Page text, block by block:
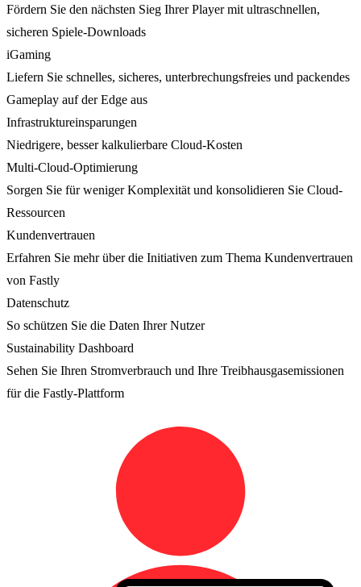
Fördern Sie den nächsten Sieg Ihrer Player mit ultraschnellen,
sicheren Spiele-Downloads
iGaming
Liefern Sie schnelles, sicheres, unterbrechungsfreies und packendes
Gameplay auf der Edge aus
Infrastruktureinsparungen
Niedrigere, besser kalkulierbare Cloud-Kosten
Multi-Cloud-Optimierung
Sorgen Sie für weniger Komplexität und konsolidieren Sie Cloud-
Ressourcen
Kundenvertrauen
Erfahren Sie mehr über die Initiativen zum Thema Kundenvertrauen
von Fastly
Datenschutz
So schützen Sie die Daten Ihrer Nutzer
Sustainability Dashboard
Sehen Sie Ihren Stromverbrauch und Ihre Treibhausgasemissionen
für die Fastly-Plattform